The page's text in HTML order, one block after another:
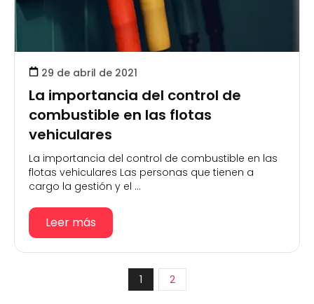
29 de abril de 2021
La importancia del control de
combustible en las flotas
vehiculares
La importancia del control de combustible en las
flotas vehiculares Las personas que tienen a
cargo la gestión y el ...
Leer más
1 2